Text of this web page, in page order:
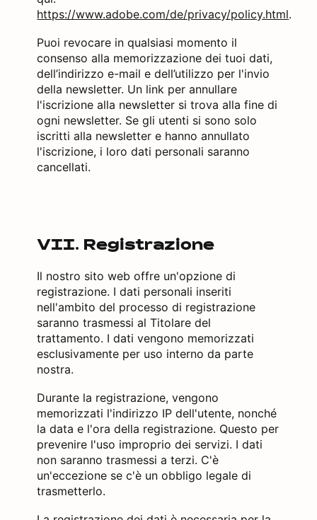
https://www.adobe.com/de/privacy/policy.html.
Puoi revocare in qualsiasi momento il
consenso alla memorizzazione dei tuoi dati,
dell’indirizzo e-mail e dell’utilizzo per l'invio
della newsletter. Un link per annullare
l'iscrizione alla newsletter si trova alla fine di
ogni newsletter. Se gli utenti si sono solo
iscritti alla newsletter e hanno annullato
l'iscrizione, i loro dati personali saranno
cancellati.
VII. Registrazione
Il nostro sito web offre un'opzione di
registrazione. I dati personali inseriti
nell'ambito del processo di registrazione
saranno trasmessi al Titolare del
trattamento. I dati vengono memorizzati
esclusivamente per uso interno da parte
nostra.
Durante la registrazione, vengono
memorizzati l'indirizzo IP dell'utente, nonché
la data e l'ora della registrazione. Questo per
prevenire l'uso improprio dei servizi. I dati
non saranno trasmessi a terzi. C'è
un'eccezione se c'è un obbligo legale di
trasmetterlo.